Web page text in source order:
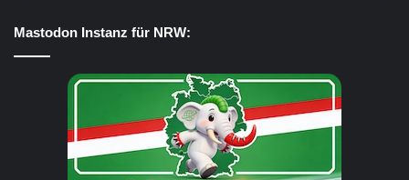
Mastodon Instanz für NRW: